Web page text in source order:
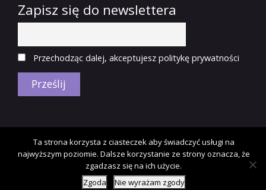
Zapisz się do newslettera
Przechodząc dalej, akceptujesz politykę prywatności
Copyright © 2018 Fundacja Shalom.Polityka
prywatności.
Designed by
Ta strona korzysta z ciasteczek aby świadczyć usługi na
najwyższym poziomie. Dalsze korzystanie ze strony oznacza, że
zgadzasz się na ich użycie.
Zgoda
Nie wyrażam zgody